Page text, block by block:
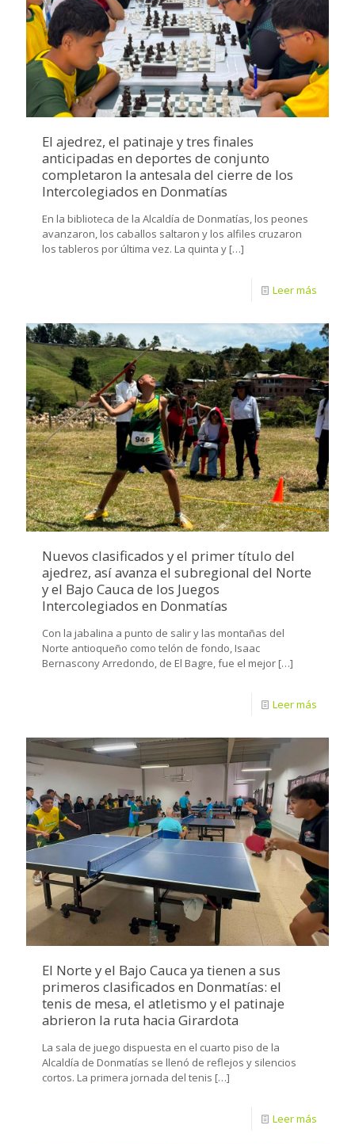
El ajedrez, el patinaje y tres finales
anticipadas en deportes de conjunto
completaron la antesala del cierre de los
Intercolegiados en Donmatías
En la biblioteca de la Alcaldía de Donmatías, los peones
avanzaron, los caballos saltaron y los alfiles cruzaron
los tableros por última vez. La quinta y […]
Leer más
Nuevos clasificados y el primer título del
ajedrez, así avanza el subregional del Norte
y el Bajo Cauca de los Juegos
Intercolegiados en Donmatías
Con la jabalina a punto de salir y las montañas del
Norte antioqueño como telón de fondo, Isaac
Bernascony Arredondo, de El Bagre, fue el mejor […]
Leer más
El Norte y el Bajo Cauca ya tienen a sus
primeros clasificados en Donmatías: el
tenis de mesa, el atletismo y el patinaje
abrieron la ruta hacia Girardota
La sala de juego dispuesta en el cuarto piso de la
Alcaldía de Donmatías se llenó de reflejos y silencios
cortos. La primera jornada del tenis […]
Leer más